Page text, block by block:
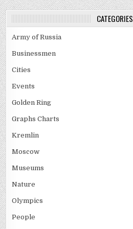
CATEGORIES
Army of Russia
Businessmen
Cities
Events
Golden Ring
Graphs Charts
Kremlin
Moscow
Museums
Nature
Olympics
People